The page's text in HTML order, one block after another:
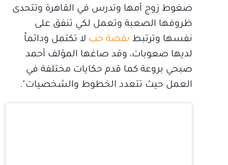
ضغوط زوج أمها وتدرس في القاهرة وتتحدى
ظروفها الصعبة وتعمل لكي تنفق على
نفسها وترتبط بقصة حب لا تكتمل ودائماً
لديها صعوبات، وقد صاغها المؤلف أحمد
صبحي بروعة كما قدم حكايات مختلفة في
العمل حيث تتعدد الخطوط والشخصيات".